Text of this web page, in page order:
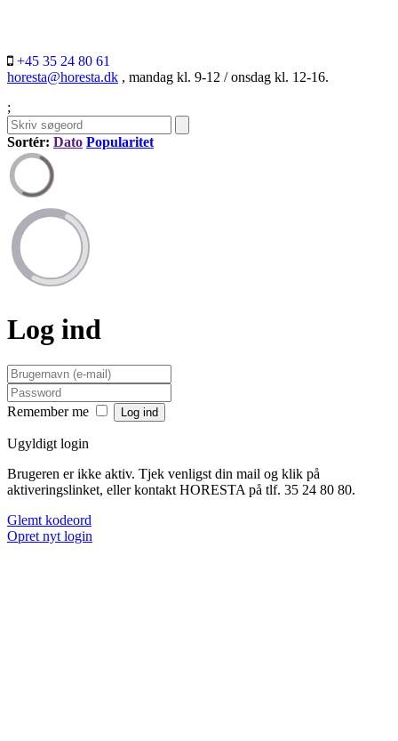
+45 35 24 80 61
horesta@horesta.dk , mandag kl. 9-12 / onsdag kl. 12-16.
;
Sortér: Dato Popularitet
Log ind
Remember me
Ugyldigt login
Brugeren er ikke aktiv. Tjek venligst din mail og klik på
aktiveringslinket, eller kontakt HORESTA på tlf. 35 24 80 80.
Glemt kodeord
Opret nyt login